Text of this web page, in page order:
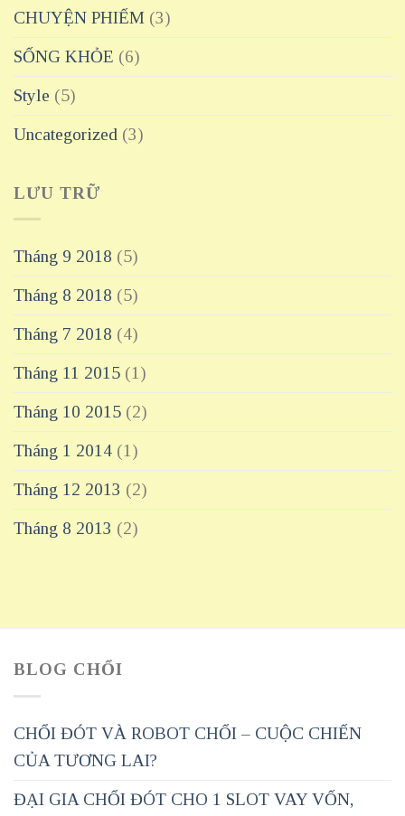
CHUYỆN PHIẾM (3)
SỐNG KHỎE (6)
Style (5)
Uncategorized (3)
LƯU TRỮ
Tháng 9 2018 (5)
Tháng 8 2018 (5)
Tháng 7 2018 (4)
Tháng 11 2015 (1)
Tháng 10 2015 (2)
Tháng 1 2014 (1)
Tháng 12 2013 (2)
Tháng 8 2013 (2)
BLOG CHỔI
CHỔI ĐÓT VÀ ROBOT CHỔI – CUỘC CHIẾN
CỦA TƯƠNG LAI?
ĐẠI GIA CHỔI ĐÓT CHO 1 SLOT VAY VỐN,